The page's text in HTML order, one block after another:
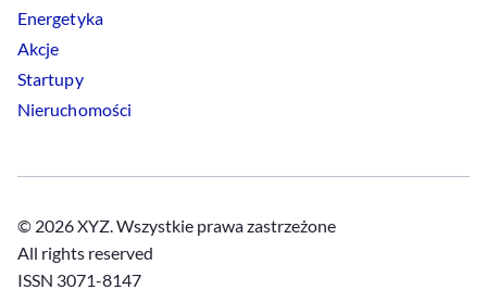
Energetyka
Akcje
Startupy
Nieruchomości
© 2026 XYZ. Wszystkie prawa zastrzeżone
All rights reserved
ISSN 3071-8147